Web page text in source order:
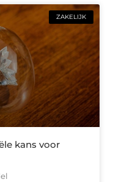
ZAKELIJK
kans voor